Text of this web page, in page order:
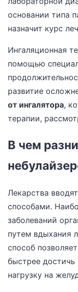
основании типа
назначит курс
Ингаляционная
помощью
развитие
от ингалятора,
терапии,
В чем
Лекарства
способами.
заболеваний
путем вдыхания
способ
быстрее
нагрузку на